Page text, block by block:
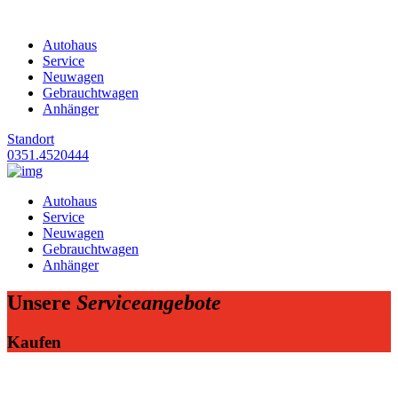
Autohaus
Service
Neuwagen
Gebrauchtwagen
Anhänger
Standort
0351.4520444
Autohaus
Service
Neuwagen
Gebrauchtwagen
Anhänger
Unsere Serviceangebote
Kaufen